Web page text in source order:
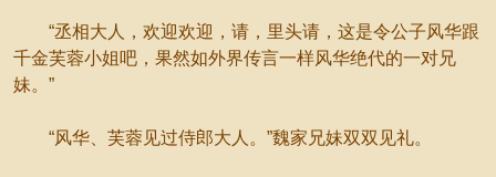
“丞相大人，欢迎欢迎，请，里头请，这是令公子风华跟
千金芙蓉小姐吧，果然如外界传言一样风华绝代的一对兄
妹。”
“风华、芙蓉见过侍郎大人。”魏家兄妹双双见礼。